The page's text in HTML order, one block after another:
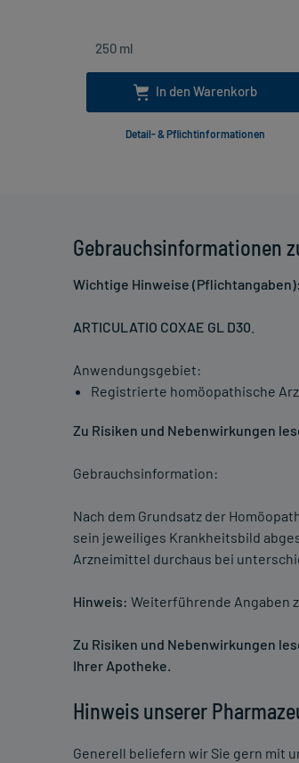
Gebrauchsinformationen
Wichtige Hinweise (Pflichtangaben):
ARTICULATIO COXAE GL D30
Anwendungsgebiet:
Registrierte homöopathische
Zu Risiken und Nebenwirkungen
Gebrauchsinformation:
Nach dem Grundsatz der
sein jeweiliges Krankheitsbild
Arzneimittel durchaus bei
Hinweis: Weiterführende Angaben
Zu Risiken und Nebenwirkungen
Ihrer Apotheke.
Hinweis unserer
Generell beliefern wir Sie gern mit
In den Warenkorb
Detail- & Pflichtinformationen